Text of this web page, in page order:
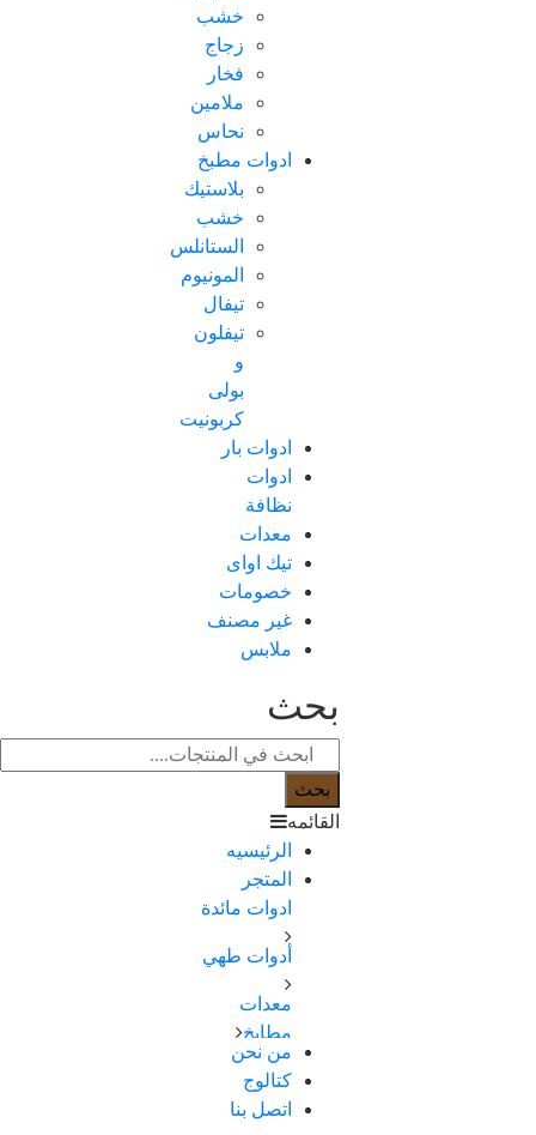
خشب
زجاج
فخار
ملامين
نحاس
ادوات مطبخ
بلاستيك
خشب
الستانلس
المونيوم
تيفال
تيفلون
بولى
كربونيت
ادوات بار
ادوات
نظافة
معدات
تيك اواى
خصومات
غير مصنف
ملابس
بحث
بحث
القائمه
الرئيسيه
المتجر
ادوات مائدة
اطباق
سكاكین-
شوك
–
ملاعق
–
أدوات طهي
اواني
طهي
/
معدات
مطابخ
اجهزة
كهربائية
اجهزة
من نحن
كتالوج
اتصل بنا